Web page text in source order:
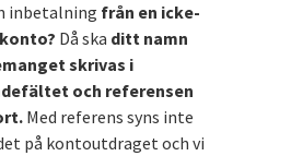
inbetalning från en icke-
Då ska ditt namn
skrivas i
och referensen
Med referens syns inte
på kontoutdraget och vi